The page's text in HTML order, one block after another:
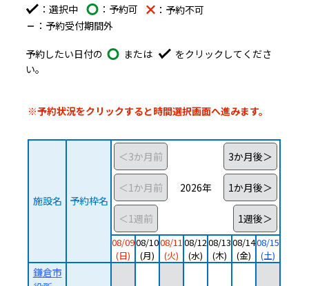
：選択中 ：予約可
：予約不可
：予約受付期間外
予約したい日付の または
をクリックしてくださ
い。
施設と日付の予約表です。縦が施設、横が日付となっていて、
予約カレンダー
※予約状況をクリックすると時間選択画面へ進みます。
施設名 予約枠名
2026年
08/09
(日)
08/10
(月)
08/11
(火)
08/12
(水)
08/13
(木)
08/14
(金)
08/15
(土)
鎌倉市